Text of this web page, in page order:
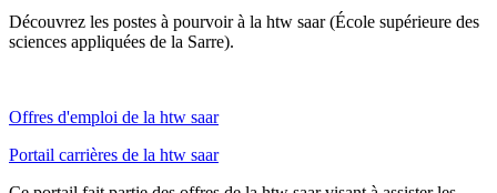
Découvrez les postes à pourvoir à la htw saar (École supérieure des
sciences appliquées de la Sarre).
Offres d'emploi de la htw saar
Portail carrières de la htw saar